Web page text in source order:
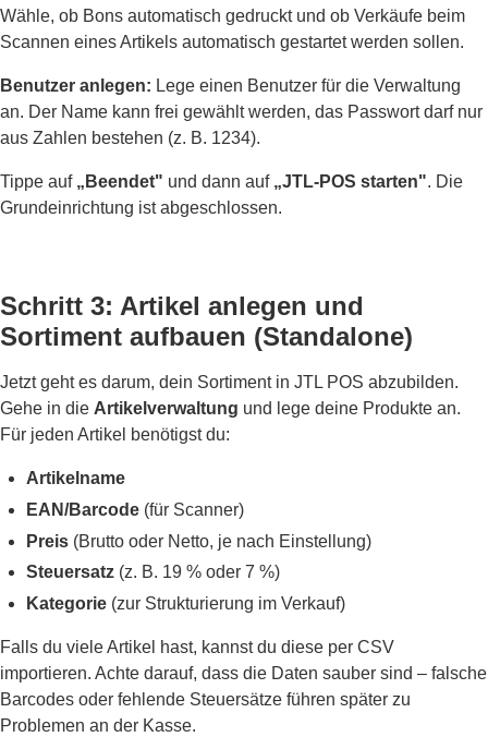
Wähle, ob Bons automatisch gedruckt und ob Verkäufe beim
Scannen eines Artikels automatisch gestartet werden sollen.
Benutzer anlegen: Lege einen Benutzer für die Verwaltung
an. Der Name kann frei gewählt werden, das Passwort darf nur
aus Zahlen bestehen (z. B. 1234).
Tippe auf „Beendet" und dann auf „JTL-POS starten". Die
Grundeinrichtung ist abgeschlossen.
Schritt 3: Artikel anlegen und
Sortiment aufbauen (Standalone)
Jetzt geht es darum, dein Sortiment in JTL POS abzubilden.
Gehe in die Artikelverwaltung und lege deine Produkte an.
Für jeden Artikel benötigst du:
Artikelname
EAN/Barcode (für Scanner)
Preis (Brutto oder Netto, je nach Einstellung)
Steuersatz (z. B. 19 % oder 7 %)
Kategorie (zur Strukturierung im Verkauf)
Falls du viele Artikel hast, kannst du diese per CSV
importieren. Achte darauf, dass die Daten sauber sind – falsche
Barcodes oder fehlende Steuersätze führen später zu
Problemen an der Kasse.